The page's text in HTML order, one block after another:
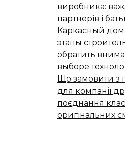
виробника:
партнерів і
Каркасный
этапы
обратить
выборе
Що замовити з
для компанії
поєднання
оригінальних